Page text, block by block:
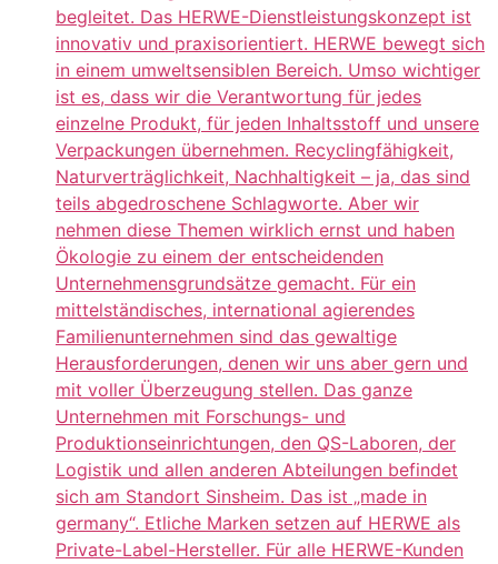
begleitet. Das HERWE-Dienstleistungskonzept ist
innovativ und praxisorientiert. HERWE bewegt sich
in einem umweltsensiblen Bereich. Umso wichtiger
ist es, dass wir die Verantwortung für jedes
einzelne Produkt, für jeden Inhaltsstoff und unsere
Verpackungen übernehmen. Recyclingfähigkeit,
Naturverträglichkeit, Nachhaltigkeit – ja, das sind
teils abgedroschene Schlagworte. Aber wir
nehmen diese Themen wirklich ernst und haben
Ökologie zu einem der entscheidenden
Unternehmensgrundsätze gemacht. Für ein
mittelständisches, international agierendes
Familienunternehmen sind das gewaltige
Herausforderungen, denen wir uns aber gern und
mit voller Überzeugung stellen. Das ganze
Unternehmen mit Forschungs- und
Produktionseinrichtungen, den QS-Laboren, der
Logistik und allen anderen Abteilungen befindet
sich am Standort Sinsheim. Das ist „made in
germany“. Etliche Marken setzen auf HERWE als
Private-Label-Hersteller. Für alle HERWE-Kunden